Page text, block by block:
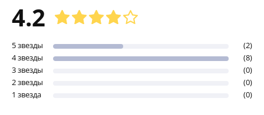
4.2
5 звезды
(2)
4 звезды
(8)
3 звезды
(0)
2 звезды
(0)
1 звезда
(0)